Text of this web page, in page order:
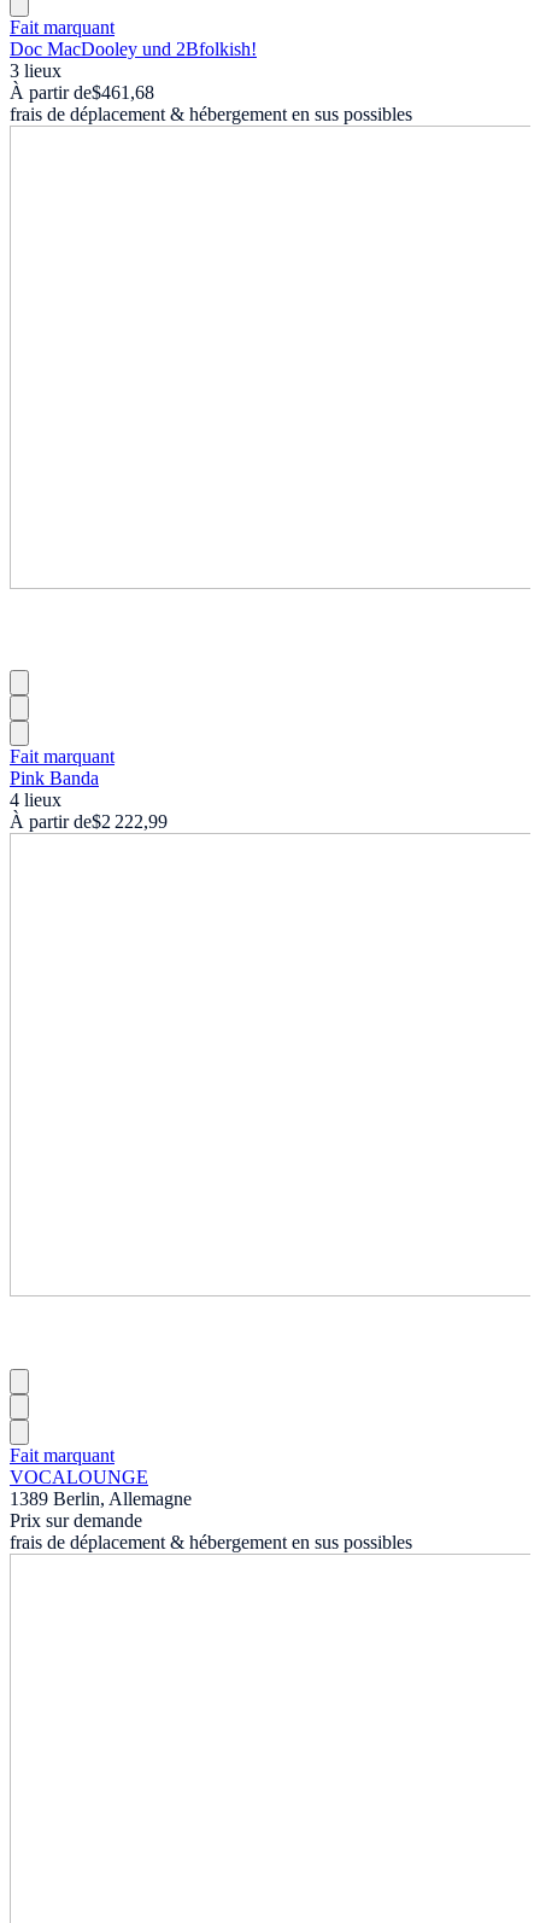
Fait marquant
Doc MacDooley und 2Bfolkish!
3 lieux
À partir de$461,68
frais de déplacement & hébergement en sus possibles
Fait marquant
Pink Banda
4 lieux
À partir de$2 222,99
Fait marquant
VOCALOUNGE
1389 Berlin, Allemagne
Prix sur demande
frais de déplacement & hébergement en sus possibles